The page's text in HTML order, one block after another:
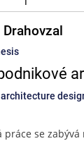
práce se